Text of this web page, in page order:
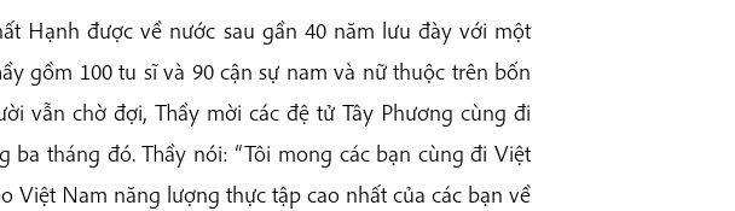
Hạnh được về nước sau gần 40 năm lưu đày với một
gồm 100 tu sĩ và 90 cận sự nam và nữ thuộc trên bốn
vẫn chờ đợi, Thầy mời các đệ tử Tây Phương cùng đi
ba tháng đó. Thầy nói: “Tôi mong các bạn cùng đi Việt
Việt Nam năng lượng thực tập cao nhất của các bạn về